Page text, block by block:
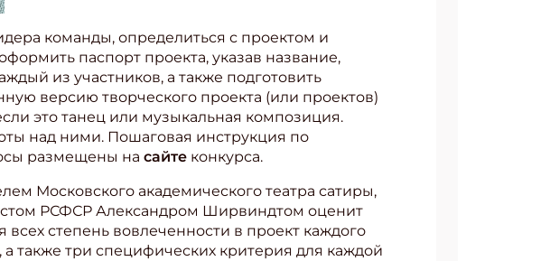
команды, определиться с проектом и
паспорт проекта, указав название,
из участников, а также подготовить
версию творческого проекта (или проектов)
это танец или музыкальная композиция.
над ними. Пошаговая инструкция по
размещены на сайте конкурса.
Московского академического театра сатиры,
РСФСР Александром Ширвиндтом оценит
степень вовлеченности в проект каждого
также три специфических критерия для каждой